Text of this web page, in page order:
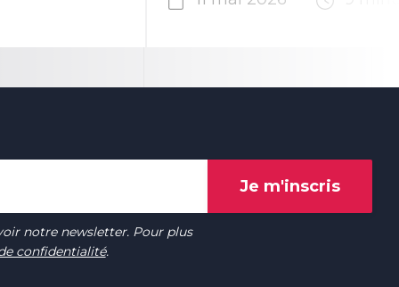
notre newsletter. Pour plus
confidentialité.